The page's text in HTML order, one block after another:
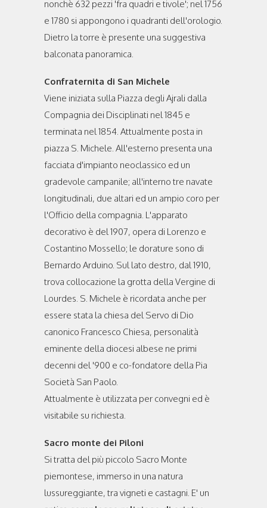
nonchè 632 pezzi 'fra quadri e tivole'; nel 1756
e 1780 si appongono i quadranti dell'orologio.
Dietro la torre è presente una suggestiva
balconata panoramica.
Confraternita di San Michele
Viene iniziata sulla Piazza degli Ajrali dalla
Compagnia dei Disciplinati nel 1845 e
terminata nel 1854. Attualmente posta in
piazza S. Michele. All'esterno presenta una
facciata d'impianto neoclassico ed un
gradevole campanile; all'interno tre navate
longitudinali, due altari ed un ampio coro per
l'Officio della compagnia. L'apparato
decorativo è del 1907, opera di Lorenzo e
Costantino Mossello; le dorature sono di
Bernardo Arduino. Sul lato destro, dal 1910,
trova collocazione la grotta della Vergine di
Lourdes. S. Michele è ricordata anche per
essere stata la chiesa del Servo di Dio
canonico Francesco Chiesa, personalità
eminente della diocesi albese ne primi
decenni del '900 e co-fondatore della Pia
Società San Paolo.
Attualmente è utilizzata per convegni ed è
visitabile su richiesta.
Sacro monte dei Piloni
Si tratta del più piccolo Sacro Monte
piemontese, immerso in una natura
lussureggiante, tra vigneti e castagni. E' un